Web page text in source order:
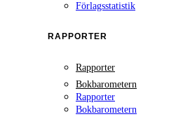
Förlagsstatistik
RAPPORTER
Rapporter
Bokbarometern
Rapporter
Bokbarometern